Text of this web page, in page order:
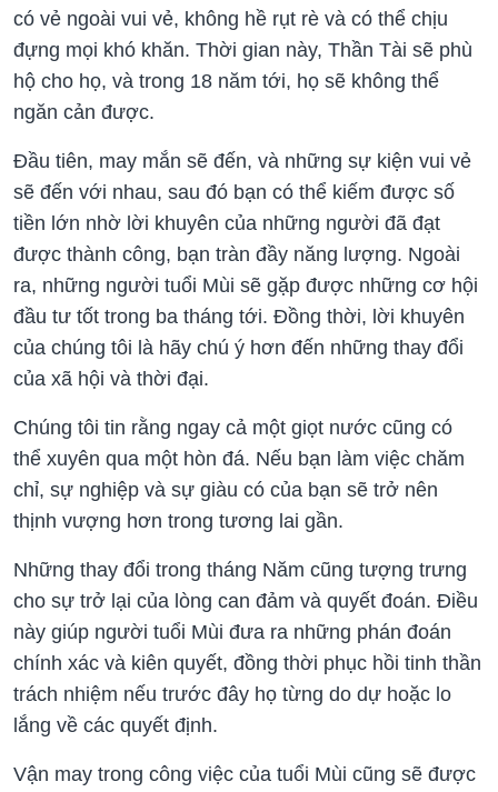
có vẻ ngoài vui vẻ, không hề rụt rè và có thể chịu
đựng mọi khó khăn. Thời gian này, Thần Tài sẽ phù
hộ cho họ, và trong 18 năm tới, họ sẽ không thể
ngăn cản được.
Đầu tiên, may mắn sẽ đến, và những sự kiện vui vẻ
sẽ đến với nhau, sau đó bạn có thể kiếm được số
tiền lớn nhờ lời khuyên của những người đã đạt
được thành công, bạn tràn đầy năng lượng. Ngoài
ra, những người tuổi Mùi sẽ gặp được những cơ hội
đầu tư tốt trong ba tháng tới. Đồng thời, lời khuyên
của chúng tôi là hãy chú ý hơn đến những thay đổi
của xã hội và thời đại.
Chúng tôi tin rằng ngay cả một giọt nước cũng có
thể xuyên qua một hòn đá. Nếu bạn làm việc chăm
chỉ, sự nghiệp và sự giàu có của bạn sẽ trở nên
thịnh vượng hơn trong tương lai gần.
Những thay đổi trong tháng Năm cũng tượng trưng
cho sự trở lại của lòng can đảm và quyết đoán. Điều
này giúp người tuổi Mùi đưa ra những phán đoán
chính xác và kiên quyết, đồng thời phục hồi tinh thần
trách nhiệm nếu trước đây họ từng do dự hoặc lo
lắng về các quyết định.
Vận may trong công việc của tuổi Mùi cũng sẽ được